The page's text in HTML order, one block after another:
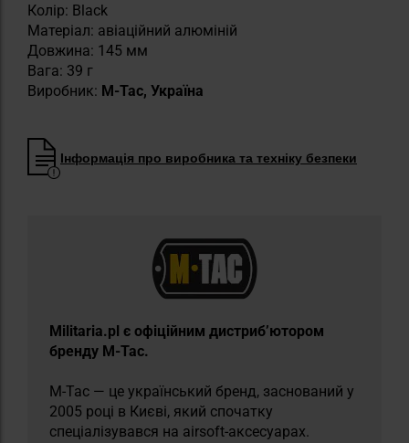
Колір: Black
Матеріал: авіаційний алюміній
Довжина: 145 мм
Вага: 39 г
Виробник: M-Tac, Україна
Інформація про виробника та техніку безпеки
​Militaria.pl є офіційним дистриб’ютором
бренду M-Tac.
M-Tac — це український бренд, заснований у
2005 році в Києві, який спочатку
спеціалізувався на airsoft-аксесуарах.